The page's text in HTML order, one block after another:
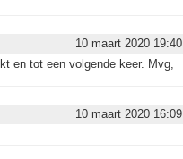
10 maart 2020 19:40
en tot een volgende keer. Mvg,
10 maart 2020 16:09